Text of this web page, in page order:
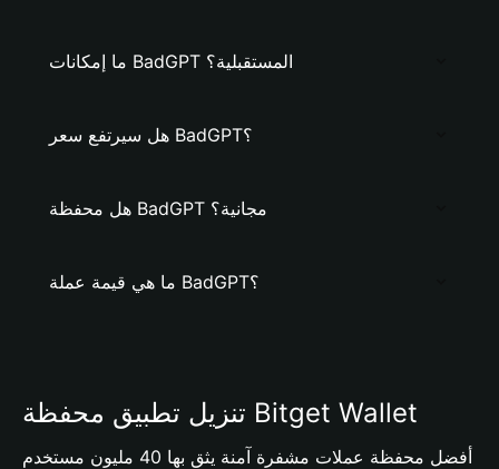
ما إمكانات BadGPT المستقبلية؟
هل سيرتفع سعر BadGPT؟
هل محفظة BadGPT مجانية؟
ما هي قيمة عملة BadGPT؟
تنزيل تطبيق محفظة Bitget Wallet
أفضل محفظة عملات مشفرة آمنة يثق بها 40 مليون مستخدم